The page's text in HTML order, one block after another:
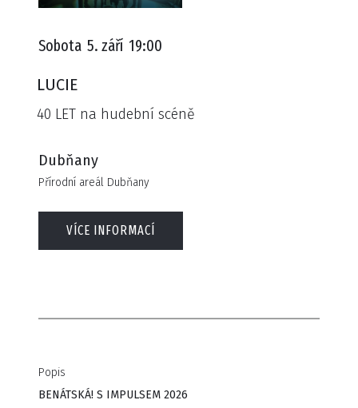
Sobota 5. září 19:00
LUCIE
40 LET na hudební scéně
Dubňany
Přírodní areál Dubňany
VÍCE INFORMACÍ
Popis
BENÁTSKÁ! S IMPULSEM 2026